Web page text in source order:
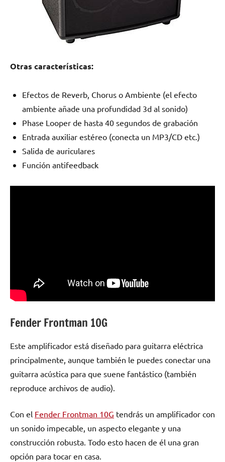
Otras características:
Efectos de Reverb, Chorus o Ambiente (el efecto
ambiente añade una profundidad 3d al sonido)
Phase Looper de hasta 40 segundos de grabación
Entrada auxiliar estéreo (conecta un MP3/CD etc.)
Salida de auriculares
Función antifeedback
Fender Frontman 10G
Este amplificador está diseñado para guitarra eléctrica
principalmente, aunque también le puedes conectar una
guitarra acústica para que suene fantástico (también
reproduce archivos de audio).
Con el Fender Frontman 10G tendrás un amplificador con
un sonido impecable, un aspecto elegante y una
construcción robusta. Todo esto hacen de él una gran
opción para tocar en casa.